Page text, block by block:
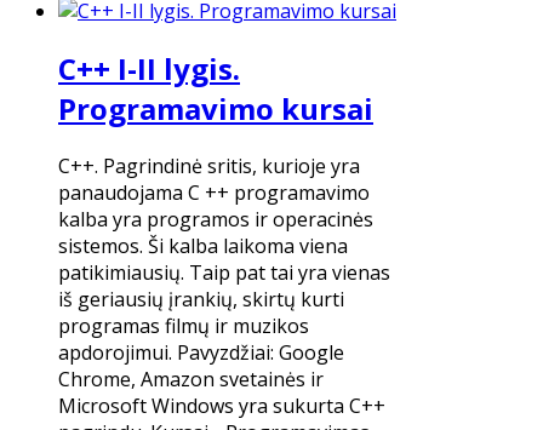
C++ I-II lygis.
Programavimo kursai
C++. Pagrindinė sritis, kurioje yra
panaudojama C ++ programavimo
kalba yra programos ir operacinės
sistemos. Ši kalba laikoma viena
patikimiausių. Taip pat tai yra vienas
iš geriausių įrankių, skirtų kurti
programas filmų ir muzikos
apdorojimui. Pavyzdžiai: Google
Chrome, Amazon svetainės ir
Microsoft Windows yra sukurta C++